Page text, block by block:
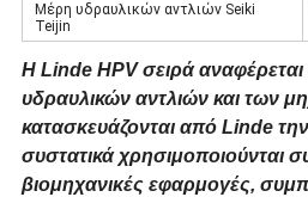
Μέρη υδραυλικών αντλιών Seiki
Teijin
Η Linde HPV σειρά αναφέρεται
υδραυλικών αντλιών και των
κατασκευάζονται από Linde
συστατικά χρησιμοποιούνται
βιομηχανικές εφαρμογές,